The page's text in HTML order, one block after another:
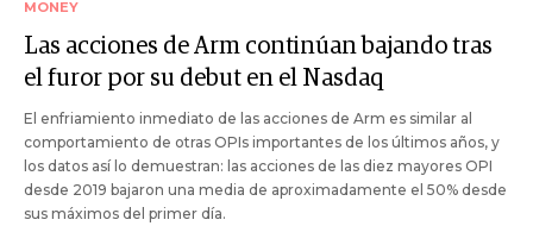
MONEY
Las acciones de Arm continúan bajando tras
el furor por su debut en el Nasdaq
El enfriamiento inmediato de las acciones de Arm es similar al
comportamiento de otras OPIs importantes de los últimos años, y
los datos así lo demuestran: las acciones de las diez mayores OPI
desde 2019 bajaron una media de aproximadamente el 50% desde
sus máximos del primer día.